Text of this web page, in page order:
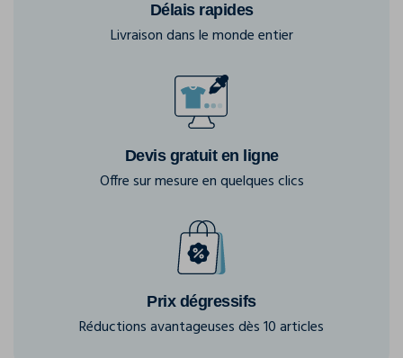
Délais rapides
Livraison dans le monde entier
Devis gratuit en ligne
Offre sur mesure en quelques clics
Prix dégressifs
Réductions avantageuses dès 10 articles